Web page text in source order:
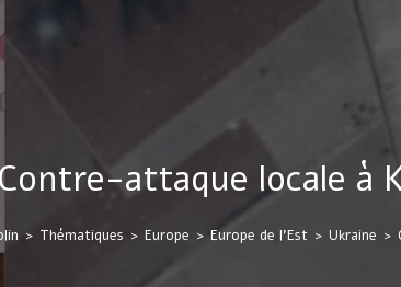
Contre-attaque locale à
> Thématiques > Europe > Europe de l'Est > Ukraine >